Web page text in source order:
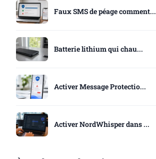
Faux SMS de péage comment...
Batterie lithium qui chau...
Activer Message Protectio...
Activer NordWhisper dans ...